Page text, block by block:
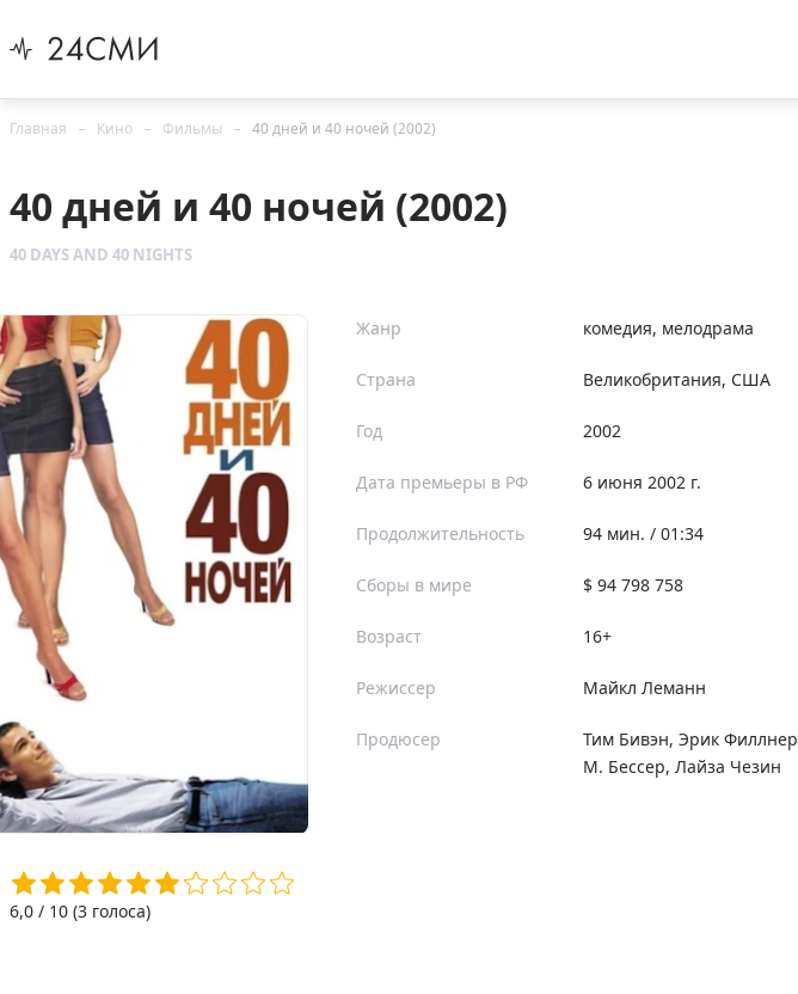
Главная Кино Фильмы 40 дней и 40 ночей (2002)
40 дней и 40 ночей (2002)
40 DAYS AND 40 NIGHTS
6,0 / 10 (3 голоса)
Жанр комедия, мелодрама
Страна Великобритания, США
Год 2002
Дата премьеры в РФ 6 июня 2002 г.
Продолжительность 94 мин. / 01:34
Сборы в мире $ 94 798 758
Возраст 16+
Режиссер Майкл Леманн
Продюсер Тим Бивэн, Эрик Филлнер
М. Бессер, Лайза Чезин